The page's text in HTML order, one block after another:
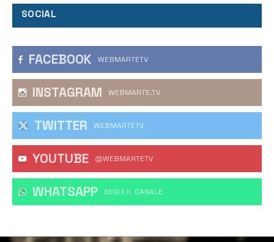
SOCIAL
FACEBOOK WEBMARTETV
INSTAGRAM WEBMARTE.TV
TWITTER WEBMARTETV
YOUTUBE @WEBMARTETV
WHATSAPP ‎SEGUI IL CANALE